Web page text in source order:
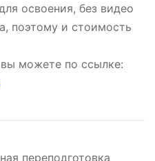
освоения, без видео
поэтому и стоимость
можете по ссылке:
переподготовка